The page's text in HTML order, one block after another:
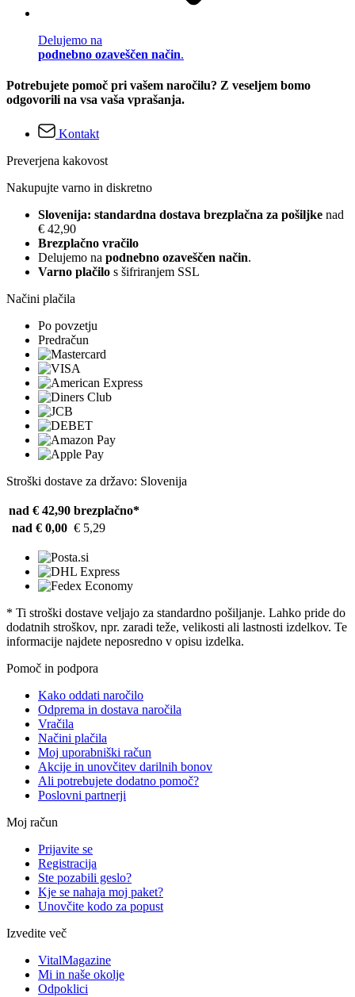
Delujemo na
podnebno ozaveščen način.
Potrebujete pomoč pri vašem naročilu? Z veseljem bomo
odgovorili na vsa vaša vprašanja.
Kontakt
Preverjena kakovost
Nakupujte varno in diskretno
Slovenija: standardna dostava brezplačna za pošiljke nad
€ 42,90
Brezplačno vračilo
Delujemo na podnebno ozaveščen način.
Varno plačilo s šifriranjem SSL
Načini plačila
Po povzetju
Predračun
Stroški dostave za državo: Slovenija
nad € 42,90 brezplačno*
nad € 0,00 € 5,29
* Ti stroški dostave veljajo za standardno pošiljanje. Lahko pride do
dodatnih stroškov, npr. zaradi teže, velikosti ali lastnosti izdelkov. Te
informacije najdete neposredno v opisu izdelka.
Pomoč in podpora
Kako oddati naročilo
Odprema in dostava naročila
Vračila
Načini plačila
Moj uporabniški račun
Akcije in unovčitev darilnih bonov
Ali potrebujete dodatno pomoč?
Poslovni partnerji
Moj račun
Prijavite se
Registracija
Ste pozabili geslo?
Kje se nahaja moj paket?
Unovčite kodo za popust
Izvedite več
VitalMagazine
Mi in naše okolje
Odpoklici